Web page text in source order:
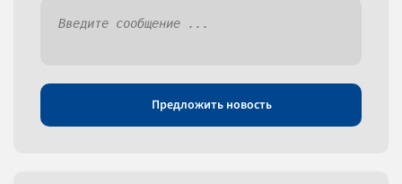
Предложить новость